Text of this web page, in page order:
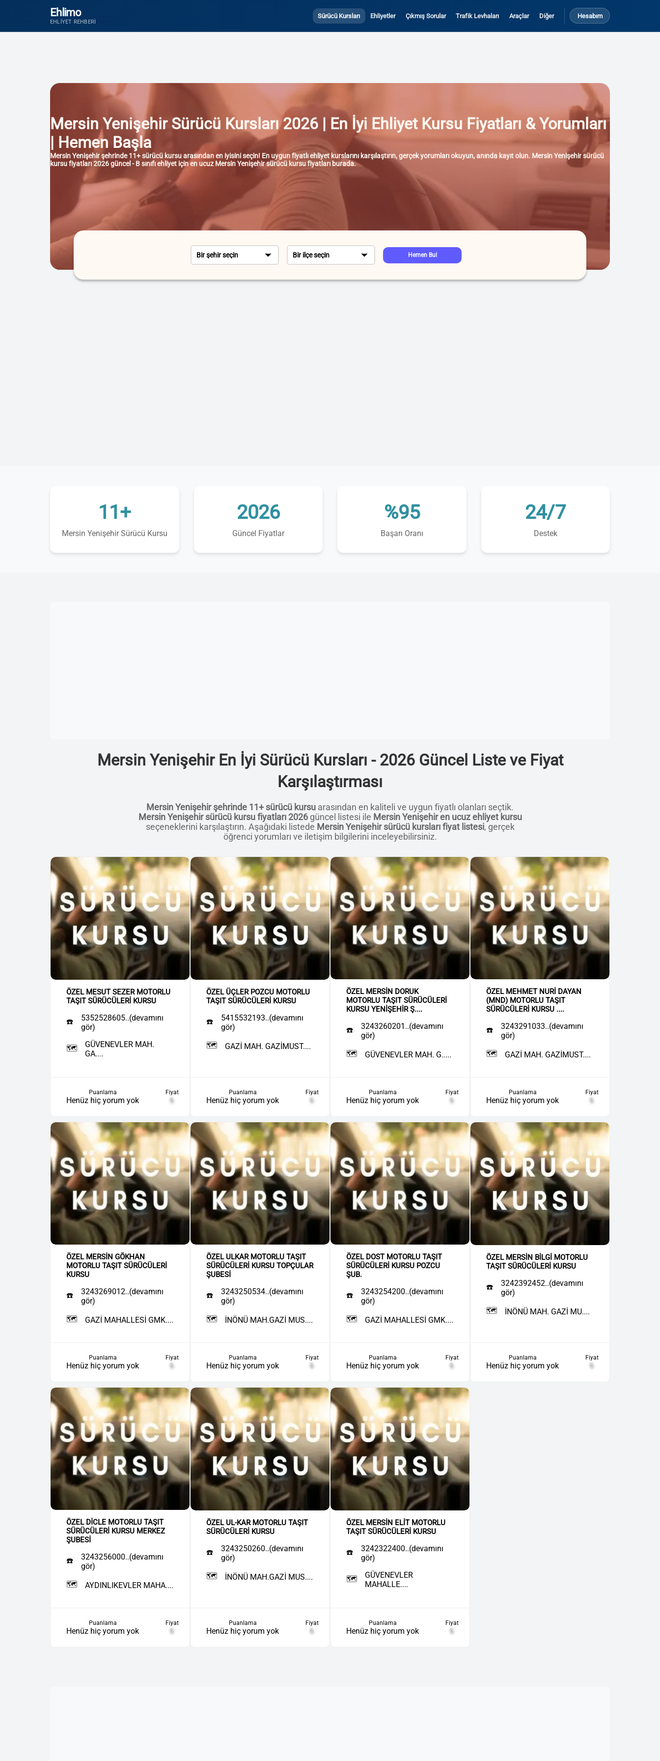
Ehlimo
EHLIYET REHBERI
Sürücü Kursları Ehliyetler Çıkmış Sorular Trafik Levhaları Araçlar Diğer Hesabım
Mersin Yenişehir Sürücü Kursları 2026 | En İyi Ehliyet Kursu Fiyatları & Yorumları
| Hemen Başla
Mersin Yenişehir şehrinde 11+ sürücü kursu arasından en iyisini seçin! En uygun fiyatlı ehliyet kurslarını karşılaştırın, gerçek yorumları okuyun, anında kayıt olun. Mersin Yenişehir sürücü
kursu fiyatları 2026 güncel - B sınıfı ehliyet için en ucuz Mersin Yenişehir sürücü kursu fiyatları burada.
Bir şehir seçin Bir ilçe seçin Hemen Bul
11+
Mersin Yenişehir Sürücü Kursu
2026
Güncel Fiyatlar
%95
Başarı Oranı
24/7
Destek
Mersin Yenişehir En İyi Sürücü Kursları - 2026 Güncel Liste ve Fiyat
Karşılaştırması
Mersin Yenişehir şehrinde 11+ sürücü kursu arasından en kaliteli ve uygun fiyatlı olanları seçtik.
Mersin Yenişehir sürücü kursu fiyatları 2026güncel listesi ile Mersin Yenişehir en ucuz ehliyet kursu
seçeneklerini karşılaştırın. Aşağıdaki listede Mersin Yenişehir sürücü kursları fiyat listesi, gerçek
öğrenci yorumları ve iletişim bilgilerini inceleyebilirsiniz.
ÖZEL MESUT SEZER MOTORLU
TAŞIT SÜRÜCÜLERİ KURSU
☎️
5352528605..(devamını
gör)
🗺️
GÜVENEVLER MAH.
GA....
Puanlama
Henüz hiç yorum yok
Fiyat
₺
ÖZEL ÜÇLER POZCU MOTORLU
TAŞIT SÜRÜCÜLERİ KURSU
☎️
5415532193..(devamını
gör)
🗺️
GAZİ MAH. GAZİMUST....
Puanlama
Henüz hiç yorum yok
Fiyat
₺
ÖZEL MERSİN DORUK
MOTORLU TAŞIT SÜRÜCÜLERİ
KURSU YENİŞEHİR Ş....
☎️
3243260201..(devamını
gör)
🗺️
GÜVENEVLER MAH. G.....
Puanlama
Henüz hiç yorum yok
Fiyat
₺
ÖZEL MEHMET NURİ DAYAN
(MND) MOTORLU TAŞIT
SÜRÜCÜLERİ KURSU ....
☎️
3243291033..(devamını
gör)
🗺️
GAZİ MAH. GAZİMUST....
Puanlama
Henüz hiç yorum yok
Fiyat
₺
ÖZEL MERSİN GÖKHAN
MOTORLU TAŞIT SÜRÜCÜLERİ
KURSU
☎️
3243269012..(devamını
gör)
🗺️
GAZİ MAHALLESİ GMK....
Puanlama
Henüz hiç yorum yok
Fiyat
₺
ÖZEL ULKAR MOTORLU TAŞIT
SÜRÜCÜLERİ KURSU TOPÇULAR
ŞUBESİ
☎️
3243250534..(devamını
gör)
🗺️
İNÖNÜ MAH.GAZİ MUS....
Puanlama
Henüz hiç yorum yok
Fiyat
₺
ÖZEL DOST MOTORLU TAŞIT
SÜRÜCÜLERİ KURSU POZCU
ŞUB.
☎️
3243254200..(devamını
gör)
🗺️
GAZİ MAHALLESİ GMK....
Puanlama
Henüz hiç yorum yok
Fiyat
₺
ÖZEL MERSİN BİLGİ MOTORLU
TAŞIT SÜRÜCÜLERİ KURSU
☎️
3242392452..(devamını
gör)
🗺️
İNÖNÜ MAH. GAZİ MU....
Puanlama
Henüz hiç yorum yok
Fiyat
₺
ÖZEL DİCLE MOTORLU TAŞIT
SÜRÜCÜLERİ KURSU MERKEZ
ŞUBESİ
☎️
3243256000..(devamını
gör)
🗺️
AYDINLIKEVLER MAHA....
Puanlama
Henüz hiç yorum yok
Fiyat
₺
ÖZEL UL-KAR MOTORLU TAŞIT
SÜRÜCÜLERİ KURSU
☎️
3243250260..(devamını
gör)
🗺️
İNÖNÜ MAH.GAZİ MUS....
Puanlama
Henüz hiç yorum yok
Fiyat
₺
ÖZEL MERSİN ELİT MOTORLU
TAŞIT SÜRÜCÜLERİ KURSU
☎️
3242322400..(devamını
gör)
🗺️
GÜVENEVLER
MAHALLE....
Puanlama
Henüz hiç yorum yok
Fiyat
₺